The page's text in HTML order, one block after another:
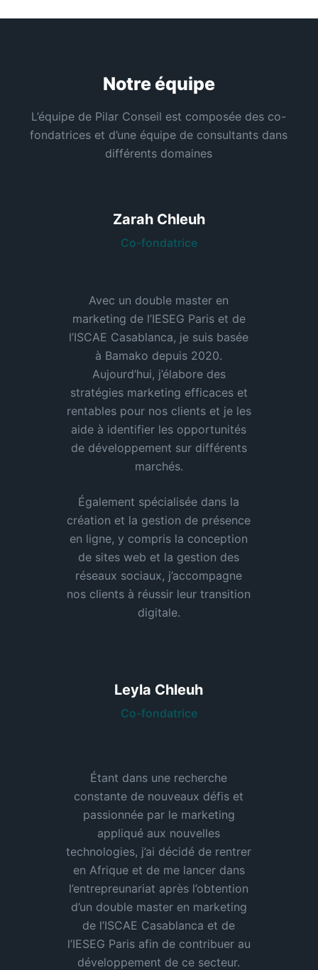
Notre équipe
L’équipe de Pilar Conseil est composée des co-
fondatrices et d’une équipe de consultants dans
différents domaines
Zarah Chleuh
Co-fondatrice
Avec un double master en
marketing de l’IESEG Paris et de
l’ISCAE Casablanca, je suis basée
à Bamako depuis 2020.
Aujourd’hui, j’élabore des
stratégies marketing efficaces et
rentables pour nos clients et je les
aide à identifier les opportunités
de développement sur différents
marchés.
Également spécialisée dans la
création et la gestion de présence
en ligne, y compris la conception
de sites web et la gestion des
réseaux sociaux, j’accompagne
nos clients à réussir leur transition
digitale.
Leyla Chleuh
Co-fondatrice
Étant dans une recherche
constante de nouveaux défis et
passionnée par le marketing
appliqué aux nouvelles
technologies, j’ai décidé de rentrer
en Afrique et de me lancer dans
l’entrepreunariat après l’obtention
d’un double master en marketing
de l’ISCAE Casablanca et de
l’IESEG Paris afin de contribuer au
développement de ce secteur.